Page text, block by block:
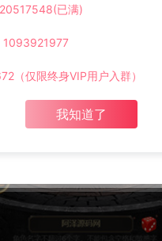
已满)
（仅限终身VIP用户入群）
我知道了